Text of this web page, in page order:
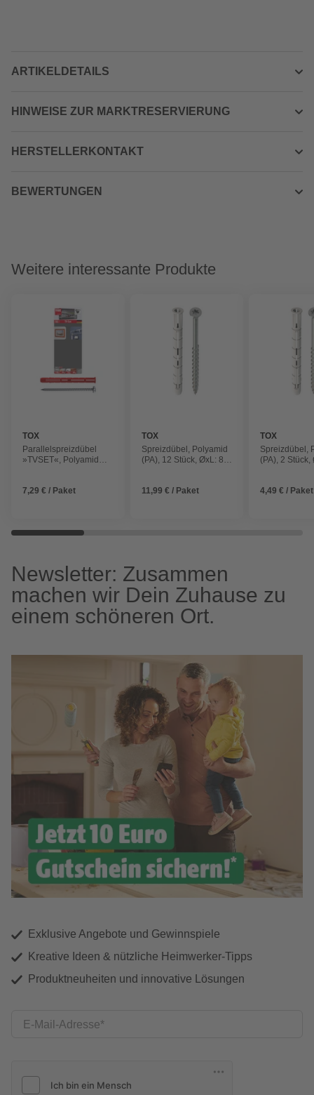
ARTIKELDETAILS
HINWEISE ZUR MARKTRESERVIERUNG
HERSTELLERKONTAKT
BEWERTUNGEN
Weitere interessante Produkte
TOX
Parallelspreizdübel
»TVSET«, Polyamid
7,29 € / Paket
TOX
Spreizdübel, Polyamid
(PA), 12 Stück, ØxL: 8 x
11,99 € / Paket
TOX
Spreizdübel,
(PA), 2
4,49 € / Paket
Newsletter: Zusammen
machen wir Dein Zuhause zu
einem schöneren Ort.
Exklusive Angebote und Gewinnspiele
Kreative Ideen & nützliche Heimwerker-Tipps
Produktneuheiten und innovative Lösungen
E-Mail-Adresse